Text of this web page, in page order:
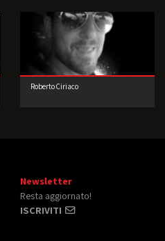
Roberto Ciriaco
Newsletter
Resta aggiornato!
ISCRIVITI